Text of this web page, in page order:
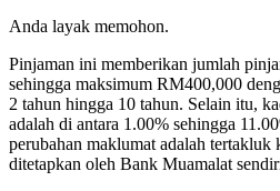
Anda layak memohon.
Pinjaman ini memberikan jumlah
sehingga maksimum RM400,000
2 tahun hingga 10 tahun. Selain itu,
adalah di antara 1.00% sehingga
perubahan maklumat adalah tertakluk
ditetapkan oleh Bank Muamalat